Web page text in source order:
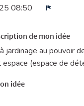
08:50
de mon idée
jardinage au pouvoir
espace (espace de
idée